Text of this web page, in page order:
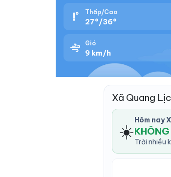
Thấp/Cao
27°/36°
Gió
9 km/h
Xã Quang
☀️
Hôm nay
Trời nhiều